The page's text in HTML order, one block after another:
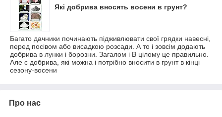
Які добрива вносять восени в грунт?
Багато дачники починають підживлювати свої грядки навесні,
перед посівом або висадкою розсади. А то і зовсім додають
добрива в лунки і борозни. Загалом і В цілому це правильно.
Але є добрива, які можна і потрібно вносити в грунт в кінці
сезону-восени
Про нас